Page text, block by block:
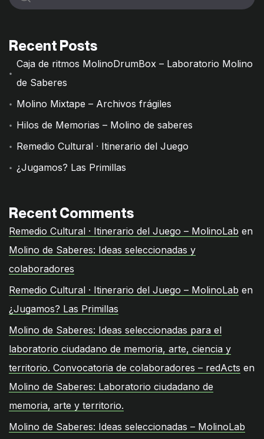
Recent Posts
Caja de ritmos MolinoDrumBox – Laboratorio Molino
de Saberes
Molino Mixtape – Archivos frágiles
Hilos de Memorias – Molino de saberes
Remedio Cultural · Itinerario del Juego
¿Jugamos? Las Primillas
Recent Comments
Remedio Cultural · Itinerario del Juego – MolinoLab en
Molino de Saberes: Ideas seleccionadas y
colaboradores
Remedio Cultural · Itinerario del Juego – MolinoLab en
¿Jugamos? Las Primillas
Molino de Saberes: Ideas seleccionadas para el
laboratorio ciudadano de memoria, arte, ciencia y
territorio. Convocatoria de colaboradores – redActs en
Molino de Saberes: Laboratorio ciudadano de
memoria, arte y territorio.
Molino de Saberes: Ideas seleccionadas – MolinoLab